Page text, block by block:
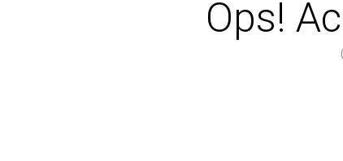
Ops!